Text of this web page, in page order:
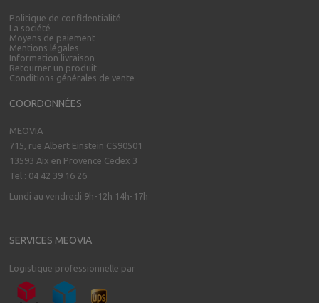
Politique de confidentialité
La société
Moyens de paiement
Mentions légales
Information livraison
Retourner un produit
Conditions générales de vente
COORDONNÉES
MEOVIA
715, rue Albert Einstein CS90501
13593 Aix en Provence Cedex 3
Tel : 04 42 39 16 26
Lundi au vendredi 9h-12h 14h-17h
SERVICES MEOVIA
Logistique professionnelle par